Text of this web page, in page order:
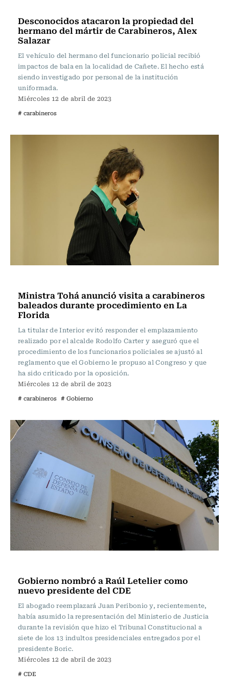
Desconocidos atacaron la propiedad del
hermano del mártir de Carabineros, Alex
Salazar
El vehículo del hermano del funcionario policial recibió
impactos de bala en la localidad de Cañete. El hecho está
siendo investigado por personal de la institución
uniformada.
Miércoles 12 de abril de 2023
# carabineros
Ministra Tohá anunció visita a carabineros
baleados durante procedimiento en La
Florida
La titular de Interior evitó responder el emplazamiento
realizado por el alcalde Rodolfo Carter y aseguró que el
procedimiento de los funcionarios policiales se ajustó al
reglamento que el Gobierno le propuso al Congreso y que
ha sido criticado por la oposición.
Miércoles 12 de abril de 2023
# carabineros # Gobierno
Gobierno nombró a Raúl Letelier como
nuevo presidente del CDE
El abogado reemplazará Juan Peribonio y, recientemente,
había asumido la representación del Ministerio de Justicia
durante la revisión que hizo el Tribunal Constitucional a
siete de los 13 indultos presidenciales entregados por el
presidente Boric.
Miércoles 12 de abril de 2023
# CDE